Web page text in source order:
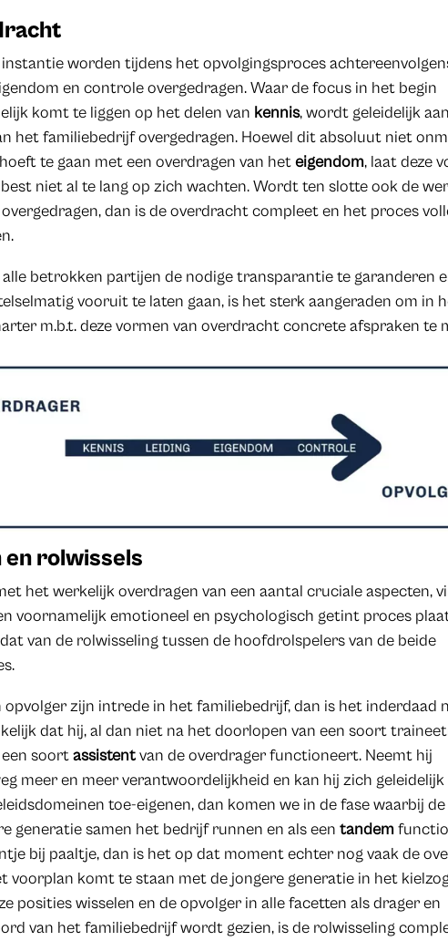
instantie worden tijdens het opvolgingsproces
en controle overgedragen. Waar de focus in het begin
komt te liggen op het delen van kennis, wordt geleidelijk
het familiebedrijf overgedragen. Hoewel dit absoluut niet
te gaan met een overdragen van heteigendom, laat deze
niet al te lang op zich wachten. Wordt ten slotte ook de
overgedragen, dan is de overdracht compleet en het proces
betrokken partijen de nodige transparantie te garanderen
vooruit te laten gaan, is het sterk aangeraden om in
m.b.t. deze vormen van overdracht concrete afspraken te
en rolwissels
het werkelijk overdragen van een aantal cruciale aspecten,
voornamelijk emotioneel en psychologisch getint proces
van de rolwisseling tussen de hoofdrolspelers van de beide
opvolger zijn intrede in het familiebedrijf, dan is het inderdaad
dat hij, al dan niet na het doorlopen van een soort
een soortassistentvan de overdrager functioneert. Neemt hij
meer en meer verantwoordelijkheid en kan hij zich geleidelijk
toe-eigenen, dan komen we in de fase waarbij
generatie samen het bedrijf runnen en als eentandem
bij paaltje, dan is het op dat moment echter nog vaak de
voorplan komt te staan met de jongere generatie in het
posities wisselen en de opvolger in alle facetten als drager en
van het familiebedrijf wordt gezien, is de rolwisseling